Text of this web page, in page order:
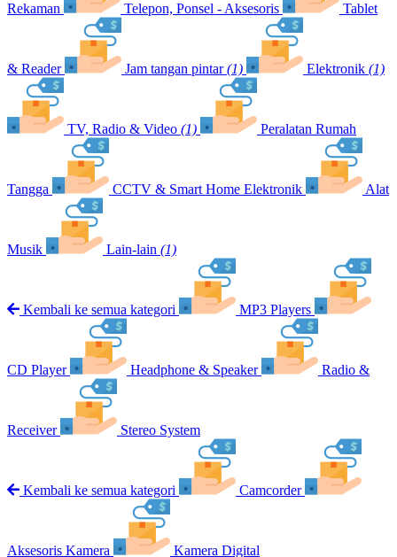
Rekaman Telepon, Ponsel - Aksesoris Tablet
& Reader Jam tangan pintar (1) Elektronik (1)
TV, Radio & Video (1) Peralatan Rumah
Tangga CCTV & Smart Home Elektronik Alat
Musik Lain-lain (1)
Kembali ke semua kategori MP3 Players
CD Player Headphone & Speaker Radio &
Receiver Stereo System
Kembali ke semua kategori Camcorder
Aksesoris Kamera Kamera Digital